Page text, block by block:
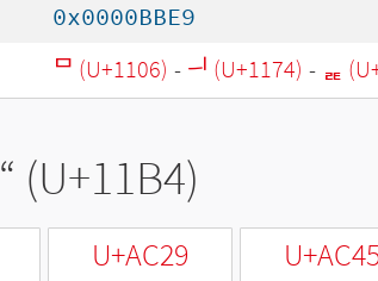
0x0000BBE9
ᄆ (U+1106) - ᅴ (U+1174) - ᆴ
“ (U+11B4)
U+AC29